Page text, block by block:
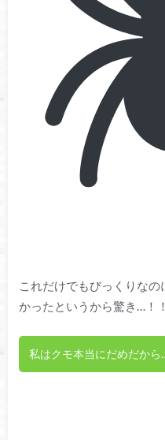
これだけでもびっくりな
かったというから驚き…！
私はクモ本当にだめだか